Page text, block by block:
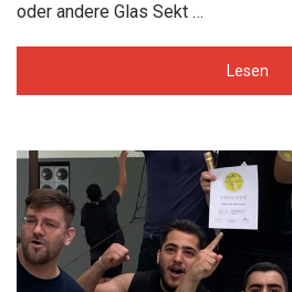
oder andere Glas Sekt …
Lesen